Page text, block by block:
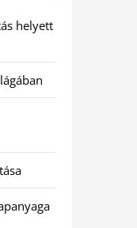
helyett